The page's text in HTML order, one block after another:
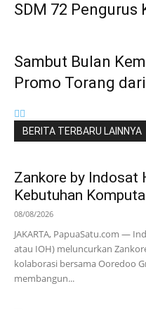
SDM 72 Pengurus
Sambut Bulan
Promo Torang
BERITA TERBARU LAINNYA
Zankore by Indosat
Kebutuhan
08/08/2026
JAKARTA, PapuaSatu.com —
atau IOH) meluncurkan
kolaborasi bersama Ooredoo
membangun...